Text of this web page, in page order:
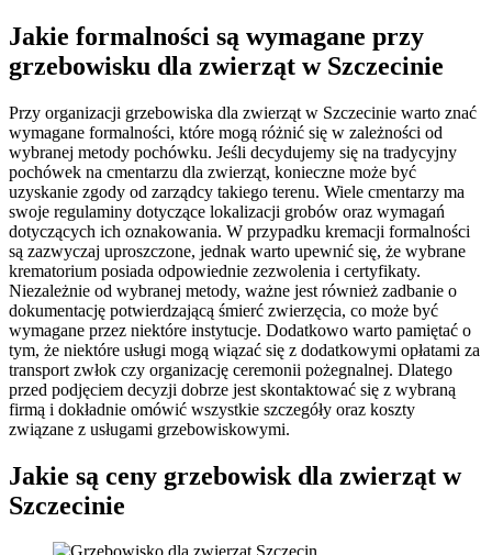
Jakie formalności są wymagane przy
grzebowisku dla zwierząt w Szczecinie
Przy organizacji grzebowiska dla zwierząt w Szczecinie warto znać
wymagane formalności, które mogą różnić się w zależności od
wybranej metody pochówku. Jeśli decydujemy się na tradycyjny
pochówek na cmentarzu dla zwierząt, konieczne może być
uzyskanie zgody od zarządcy takiego terenu. Wiele cmentarzy ma
swoje regulaminy dotyczące lokalizacji grobów oraz wymagań
dotyczących ich oznakowania. W przypadku kremacji formalności
są zazwyczaj uproszczone, jednak warto upewnić się, że wybrane
krematorium posiada odpowiednie zezwolenia i certyfikaty.
Niezależnie od wybranej metody, ważne jest również zadbanie o
dokumentację potwierdzającą śmierć zwierzęcia, co może być
wymagane przez niektóre instytucje. Dodatkowo warto pamiętać o
tym, że niektóre usługi mogą wiązać się z dodatkowymi opłatami za
transport zwłok czy organizację ceremonii pożegnalnej. Dlatego
przed podjęciem decyzji dobrze jest skontaktować się z wybraną
firmą i dokładnie omówić wszystkie szczegóły oraz koszty
związane z usługami grzebowiskowymi.
Jakie są ceny grzebowisk dla zwierząt w
Szczecinie